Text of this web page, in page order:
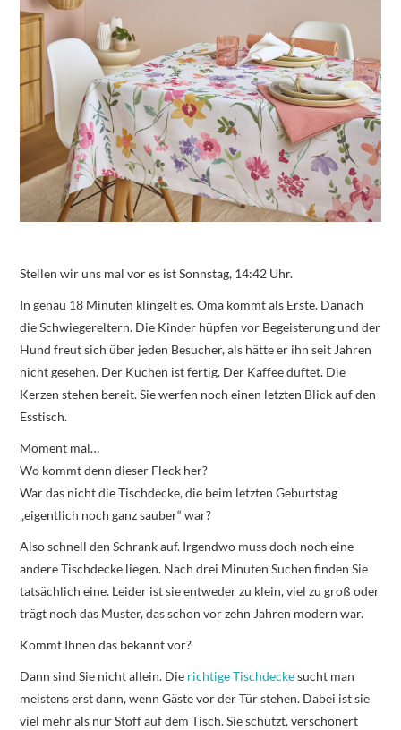
Stellen wir uns mal vor es ist Sonnstag, 14:42 Uhr.
In genau 18 Minuten klingelt es. Oma kommt als Erste. Danach
die Schwiegereltern. Die Kinder hüpfen vor Begeisterung und der
Hund freut sich über jeden Besucher, als hätte er ihn seit Jahren
nicht gesehen. Der Kuchen ist fertig. Der Kaffee duftet. Die
Kerzen stehen bereit. Sie werfen noch einen letzten Blick auf den
Esstisch.
Moment mal…
Wo kommt denn dieser Fleck her?
War das nicht die Tischdecke, die beim letzten Geburtstag
„eigentlich noch ganz sauber“ war?
Also schnell den Schrank auf. Irgendwo muss doch noch eine
andere Tischdecke liegen. Nach drei Minuten Suchen finden Sie
tatsächlich eine. Leider ist sie entweder zu klein, viel zu groß oder
trägt noch das Muster, das schon vor zehn Jahren modern war.
Kommt Ihnen das bekannt vor?
Dann sind Sie nicht allein. Die richtige Tischdeckesucht man
meistens erst dann, wenn Gäste vor der Tür stehen. Dabei ist sie
viel mehr als nur Stoff auf dem Tisch. Sie schützt, verschönert